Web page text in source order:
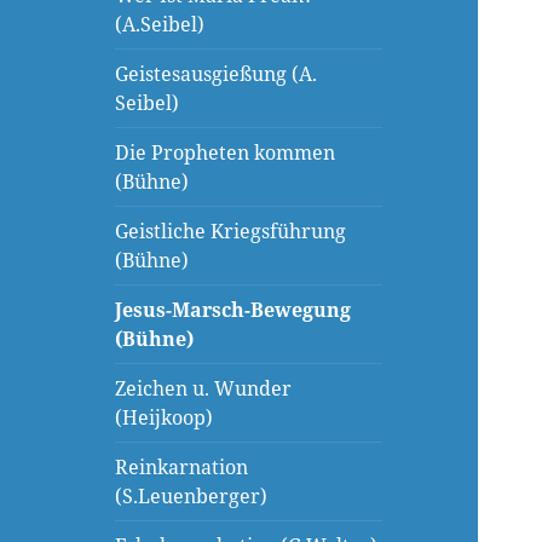
(A.Seibel)
Geistesausgießung (A.
Seibel)
Die Propheten kommen
(Bühne)
Geistliche Kriegsführung
(Bühne)
Jesus-Marsch-Bewegung
(Bühne)
Zeichen u. Wunder
(Heijkoop)
Reinkarnation
(S.Leuenberger)